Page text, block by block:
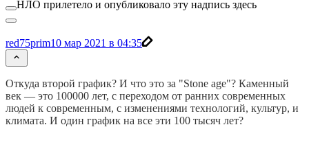
НЛО прилетело и опубликовало эту надпись здесь
red75prim10 мар 2021 в 04:35
Откуда второй график? И что это за "Stone age"? Каменный
век — это 100000 лет, с переходом от ранних современных
людей к современным, с изменениями технологий, культур, и
климата. И один график на все эти 100 тысяч лет?